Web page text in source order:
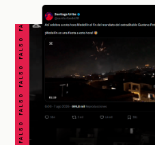
FALSO FALSO FALSO FALSO FALSO FALSO FALSO